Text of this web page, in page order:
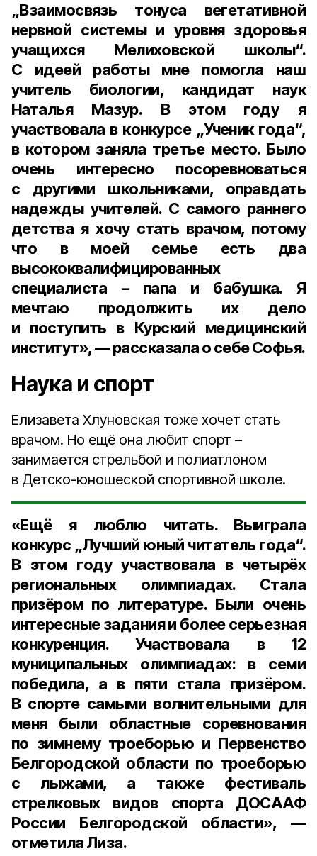
„Взаимосвязь тонуса вегетативной
нервной системы и уровня здоровья
учащихся Мелиховской школы“.
С идеей работы мне помогла наш
учитель биологии, кандидат наук
Наталья Мазур. В этом году я
участвовала в конкурсе „Ученик года“,
в котором заняла третье место. Было
очень интересно посоревноваться
с другими школьниками, оправдать
надежды учителей. С самого раннего
детства я хочу стать врачом, потому
что в моей семье есть два
высококвалифицированных
специалиста – папа и бабушка. Я
мечтаю продолжить их дело
и поступить в Курский медицинский
институт», — рассказала о себе Софья.
Наука и спорт
Елизавета Хлуновская тоже хочет стать
врачом. Но ещё она любит спорт –
занимается стрельбой и полиатлоном
в Детско-юношеской спортивной школе.
«Ещё я люблю читать. Выиграла
конкурс „Лучший юный читатель года“.
В этом году участвовала в четырёх
региональных олимпиадах. Стала
призёром по литературе. Были очень
интересные задания и более серьезная
конкуренция. Участвовала в12
муниципальных олимпиадах: в семи
победила, а в пяти стала призёром.
В спорте самыми волнительными для
меня были областные соревнования
по зимнему троеборью и Первенство
Белгородской области по троеборью
с лыжами, а также фестиваль
стрелковых видов спорта ДОСААФ
России Белгородской области», —
отметила Лиза.